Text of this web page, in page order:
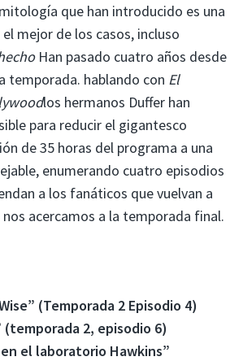
que han introducido es una
mejor de los casos, incluso
Han pasado cuatro años desde
temporada. hablando con El
los hermanos Duffer han
para reducir el gigantesco
de 35 horas del programa a una
enumerando cuatro episodios
a los fanáticos que vuelvan a
acercamos a la temporada final.
(Temporada 2 Episodio 4)
(temporada 2, episodio 6)
en el laboratorio Hawkins”